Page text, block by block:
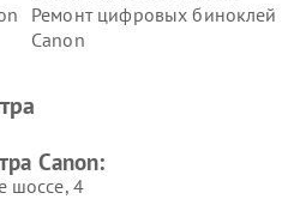
Ремонт цифровых биноклей
Canon
Canon:
шоссе, 4